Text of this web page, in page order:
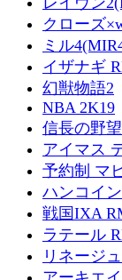
クローズ
ミル
イザナギ
幻獣物語2
NBA 2K19
信長の野
アイマス
予約制 マ
ハンコイ
戦国IXA
ラテール
リネージ